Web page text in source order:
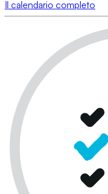
Il calendario completo